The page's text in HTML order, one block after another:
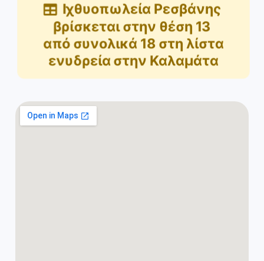
Ιχθυοπωλεία Ρεσβάνης
βρίσκεται στην θέση 13
από συνολικά 18 στη λίστα
ενυδρεία στην Καλαμάτα